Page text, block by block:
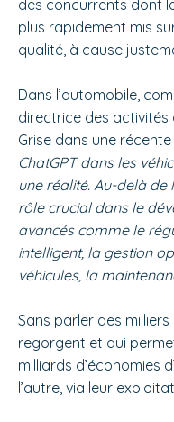
des concurrents dont
plus rapidement mis
qualité, à cause
Dans l’automobile,
directrice des
Grise dans une
ChatGPT dans les
une réalité. Au-delà de
rôle crucial dans le
avancés comme le
intelligent, la gestion
véhicules, la
Sans parler des
regorgent et qui
milliards d’économies
l’autre, via leur